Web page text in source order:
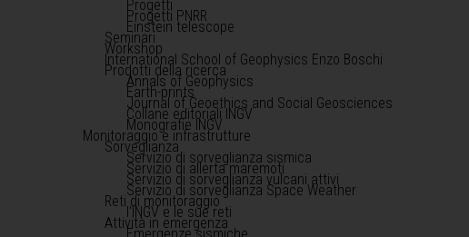
Progetti
Progetti PNRR
Einstein telescope
Seminari
Workshop
International School of Geophysics Enzo Boschi
Prodotti della ricerca
Annals of Geophysics
Earth-prints
Journal of Geoethics and Social Geosciences
Collane editoriali INGV
Monografie INGV
Monitoraggio e infrastrutture
Sorveglianza
Servizio di sorveglianza sismica
Servizio di allerta maremoti
Servizio di sorveglianza vulcani attivi
Servizio di sorveglianza Space Weather
Reti di monitoraggio
l'INGV e le sue reti
Attività in emergenza